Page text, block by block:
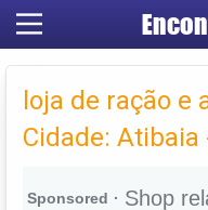
loja de ração e
Cidade: Atibaia